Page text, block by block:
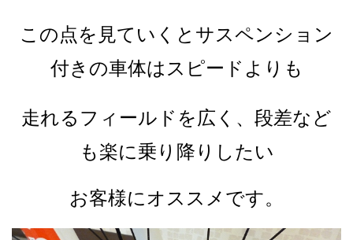
この点を見ていくとサスペンション
付きの車体はスピードよりも
走れるフィールドを広く、段差など
も楽に乗り降りしたい
お客様にオススメです。